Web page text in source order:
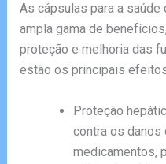
As cápsulas para a
ampla gama de
proteção e melhoria das
estão os principais
Proteção
contra os danos
medicamentos,